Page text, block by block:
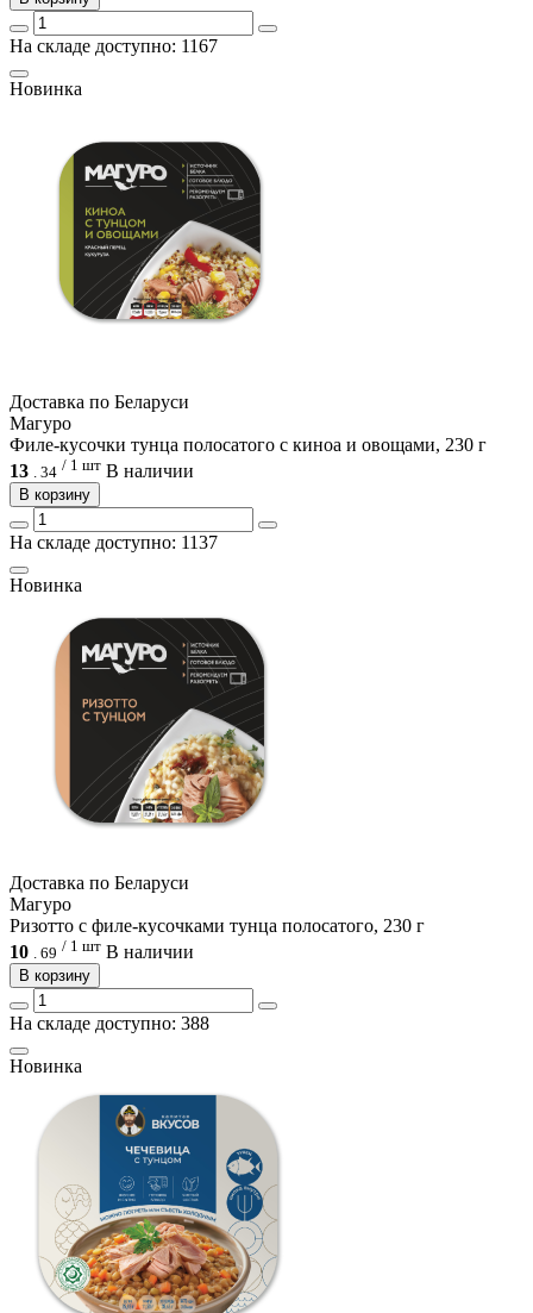
На складе доступно: 1167
Новинка
Доcтавка по Беларуси
Магуро
Филе-кусочки тунца полосатого с киноа и овощами, 230 г
13
34 / 1 шт В наличии
В корзину
На складе доступно: 1137
Новинка
Доcтавка по Беларуси
Магуро
Ризотто с филе-кусочками тунца полосатого, 230 г
10 . 69 / 1 шт В наличии
В корзину
На складе доступно: 388
Новинка